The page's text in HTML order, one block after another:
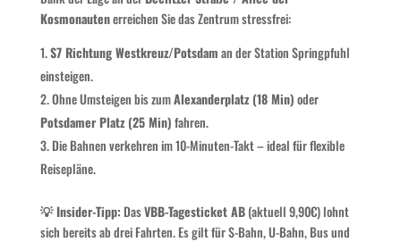
Kosmonautenerreichen Sie das Zentrum stressfrei:
S7 Richtung Westkreuz/Potsdaman der Station Springpfuhl
einsteigen.
Ohne Umsteigen bis zumAlexanderplatz (18 Min)oder
Potsdamer Platz (25 Min)fahren.
Die Bahnen verkehren im 10-Minuten-Takt – ideal für flexible
Reisepläne.
💡 Insider-Tipp: DasVBB-Tagesticket AB(aktuell 9,90€) lohnt
sich bereits ab drei Fahrten. Es gilt für S-Bahn, U-Bahn, Bus und